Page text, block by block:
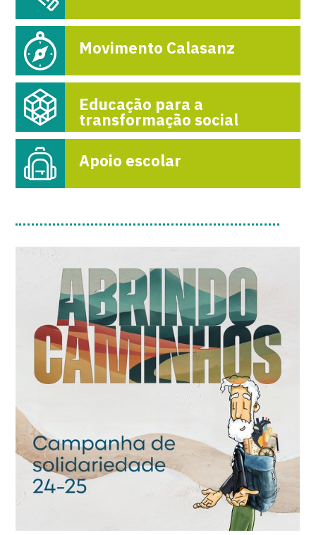
Movimento Calasanz
Educação para a
transformação social
Apoio escolar